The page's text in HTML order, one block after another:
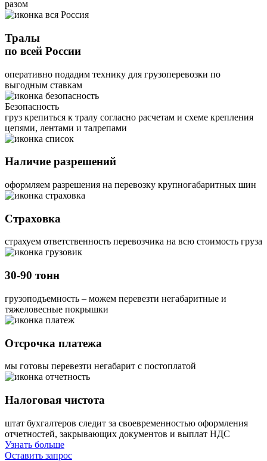
разом
Тралы
по всей России
оперативно подадим технику для грузоперевозки по
выгодным ставкам
Безопасность
груз крепиться к тралу согласно расчетам и схеме крепления
цепями, лентами и талрепами
Наличие разрешений
оформляем разрешения на перевозку крупногабаритных шин
Страховка
страхуем ответственность перевозчика на всю стоимость груза
30-90 тонн
грузоподъемность – можем перевезти негабаритные и
тяжеловесные покрышки
Отсрочка платежа
мы готовы перевезти негабарит с постоплатой
Налоговая чистота
штат бухгалтеров следит за своевременностью оформления
отчетностей, закрывающих документов и выплат НДС
Узнать больше
Оставить запрос